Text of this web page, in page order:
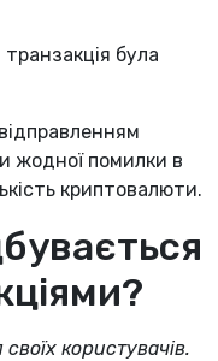
була
жодної помилки в
криптовалюти.
користувачів.